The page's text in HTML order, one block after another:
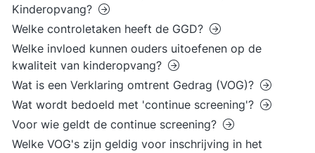
Kinderopvang?
Welke controletaken heeft de GGD?
Welke invloed kunnen ouders uitoefenen op de
kwaliteit van kinderopvang?
Wat is een Verklaring omtrent Gedrag (VOG)?
Wat wordt bedoeld met 'continue screening'?
Voor wie geldt de continue screening?
Welke VOG's zijn geldig voor inschrijving in het